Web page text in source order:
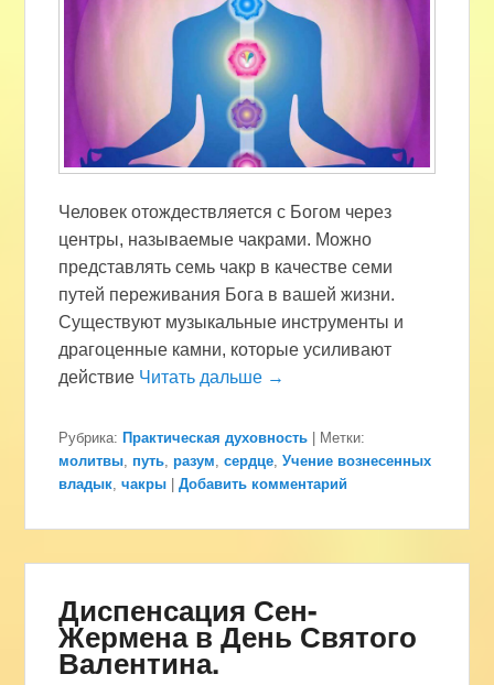
Человек отождествляется с Богом через
центры, называемые чакрами. Можно
представлять семь чакр в качестве семи
путей переживания Бога в вашей жизни.
Существуют музыкальные инструменты и
драгоценные камни, которые усиливают
действие Читать дальше →
Рубрика: Практическая духовность
Метки:
молитвы, путь,разум,сердце,Учение вознесенных
владык,чакры |Добавить комментарий
Диспенсация Сен-
Жермена в День Святого
Валентина.